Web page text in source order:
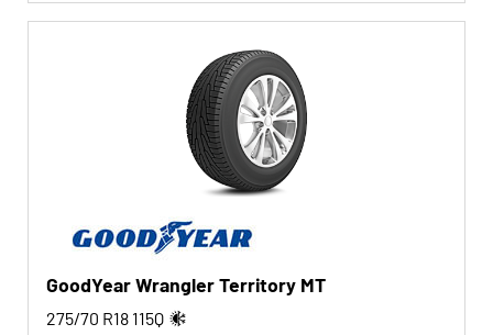
GoodYear Wrangler Territory MT
275/70 R18 115Q